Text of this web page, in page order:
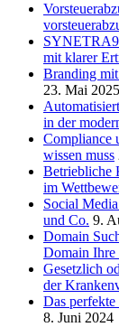
mit klarer
Branding mit
23. Mai 2025
in der
Compliance
wissen muss
Betriebliche
im
Social
und Co. 9.
Domain
Domain Ihre
Gesetzlich
der
Das
8. Juni 2024